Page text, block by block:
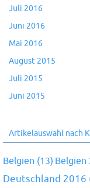
Juli 2016
Juni 2016
Mai 2016
August 2015
Juli 2015
Juni 2015
Artikelauswahl nach
Belgien (13) Belgien
Deutschland 2016